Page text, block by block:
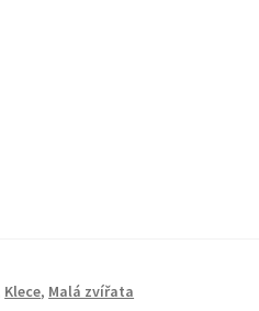
Klece, Malá zvířata